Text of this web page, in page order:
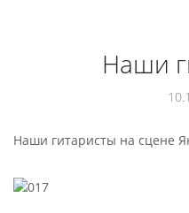
Наши
Наши гитаристы на сцене